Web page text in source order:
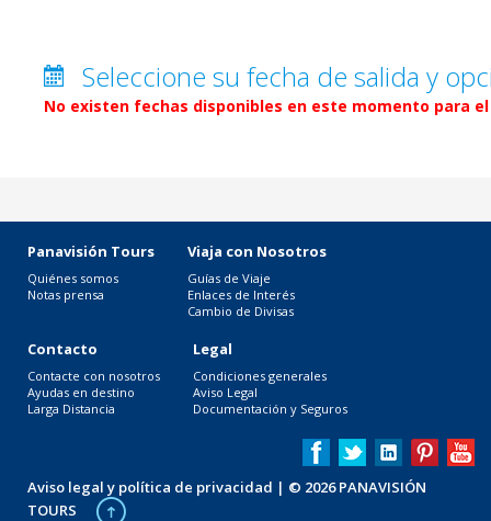
Seleccione su fecha de salida y
No existen fechas disponibles en este momento para
Panavisión Tours
Quiénes somos
Notas prensa
Viaja con Nosotros
Guías de Viaje
Enlaces de Interés
Cambio de Divisas
Contacto
Contacte con nosotros
Ayudas en destino
Larga Distancia
Legal
Condiciones generales
Aviso Legal
Documentación y Seguros
Aviso legal y política de privacidad | © 2026 PANAVISIÓN
TOURS